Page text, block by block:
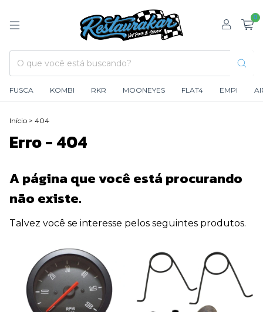
0
FUSCA KOMBI RKR MOONEYES FLAT4 EMPI
Início > 404
Erro - 404
A página que você está procurando
não existe.
Talvez você se interesse pelos seguintes produtos.